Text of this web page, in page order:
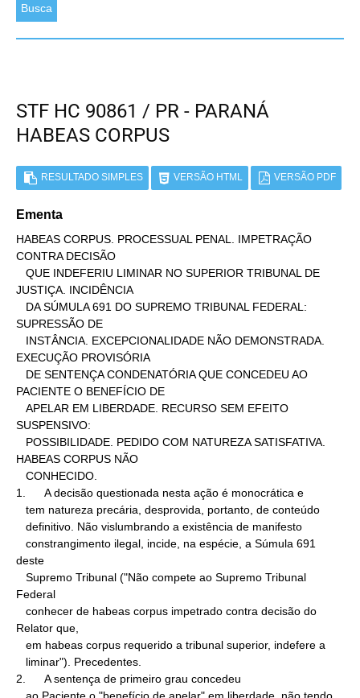
Busca
STF HC 90861 / PR - PARANÁ
HABEAS CORPUS
RESULTADO SIMPLES VERSÃO HTML VERSÃO PDF
Ementa
HABEAS CORPUS. PROCESSUAL PENAL. IMPETRAÇÃO
CONTRA DECISÃO
JUSTIÇA. INCIDÊNCIA
SUPRESSÃO DE
EXECUÇÃO PROVISÓRIA
PACIENTE O BENEFÍCIO DE
SUSPENSIVO:
HABEAS CORPUS NÃO
1.      A decisão questionada nesta ação é monocrática e
deste
Federal
Relator que,
2.      A sentença de primeiro grau concedeu